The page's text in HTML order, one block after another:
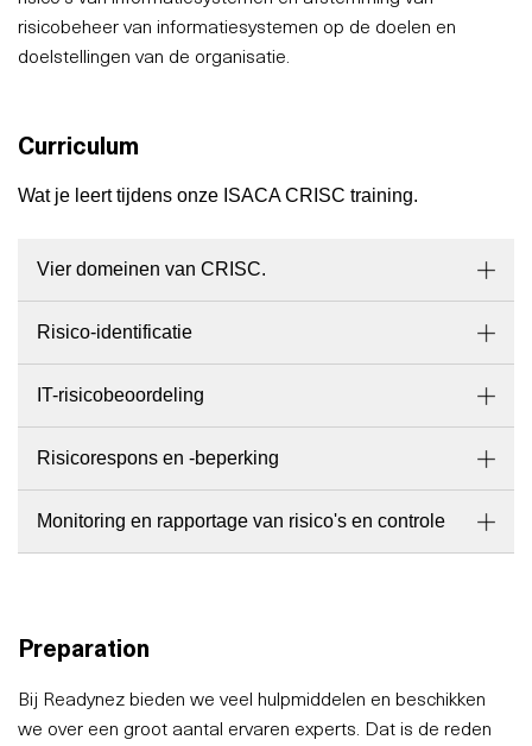
risicobeheer van informatiesystemen op de doelen en
doelstellingen van de organisatie.
Curriculum
Wat je leert tijdens onze ISACA CRISC training.
Vier domeinen van CRISC.
Risico-identificatie
IT-risicobeoordeling
Risicorespons en -beperking
Monitoring en rapportage van risico's en controle
Preparation
Bij Readynez bieden we veel hulpmiddelen en beschikken
we over een groot aantal ervaren experts. Dat is de reden